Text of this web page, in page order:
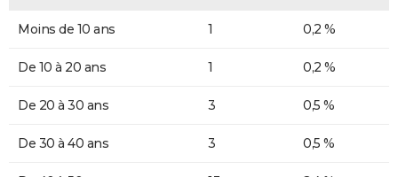
Moins de 10 ans 1 0,2 %
De 10 à 20 ans 1 0,2 %
De 20 à 30 ans 3 0,5 %
De 30 à 40 ans 3 0,5 %